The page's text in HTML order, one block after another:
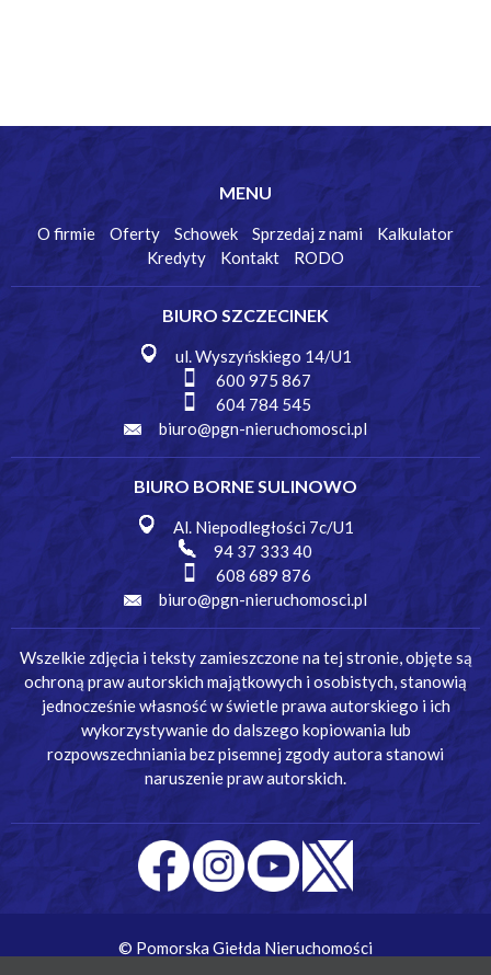
MENU
O firmie Oferty Schowek Sprzedaj z nami
Kalkulator
Kredyty
Kontakt RODO
BIURO SZCZECINEK
ul. Wyszyńskiego 14/U1
600 975 867
604 784 545
biuro@pgn-nieruchomosci.pl
BIURO BORNE SULINOWO
Al. Niepodległości 7c/U1
94 37 333 40
608 689 876
biuro@pgn-nieruchomosci.pl
Wszelkie zdjęcia i teksty zamieszczone na tej stronie, objęte są
ochroną praw autorskich majątkowych i osobistych, stanowią
jednocześnie własność w świetle prawa autorskiego i ich
wykorzystywanie do dalszego kopiowania lub
rozpowszechniania bez pisemnej zgody autora stanowi
naruszenie praw autorskich.
© Pomorska Giełda Nieruchomości